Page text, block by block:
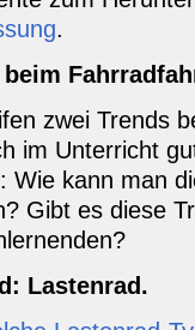
.
zwei Trends
im Unterricht
Wie kann man
Gibt es diese
Lastenrad.